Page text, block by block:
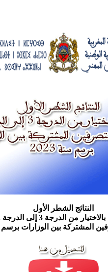
النتائج الشطر الأول
من الدرجة 3 إلى الدرجة 2
المشتركة بين الوزارات برسم سنة